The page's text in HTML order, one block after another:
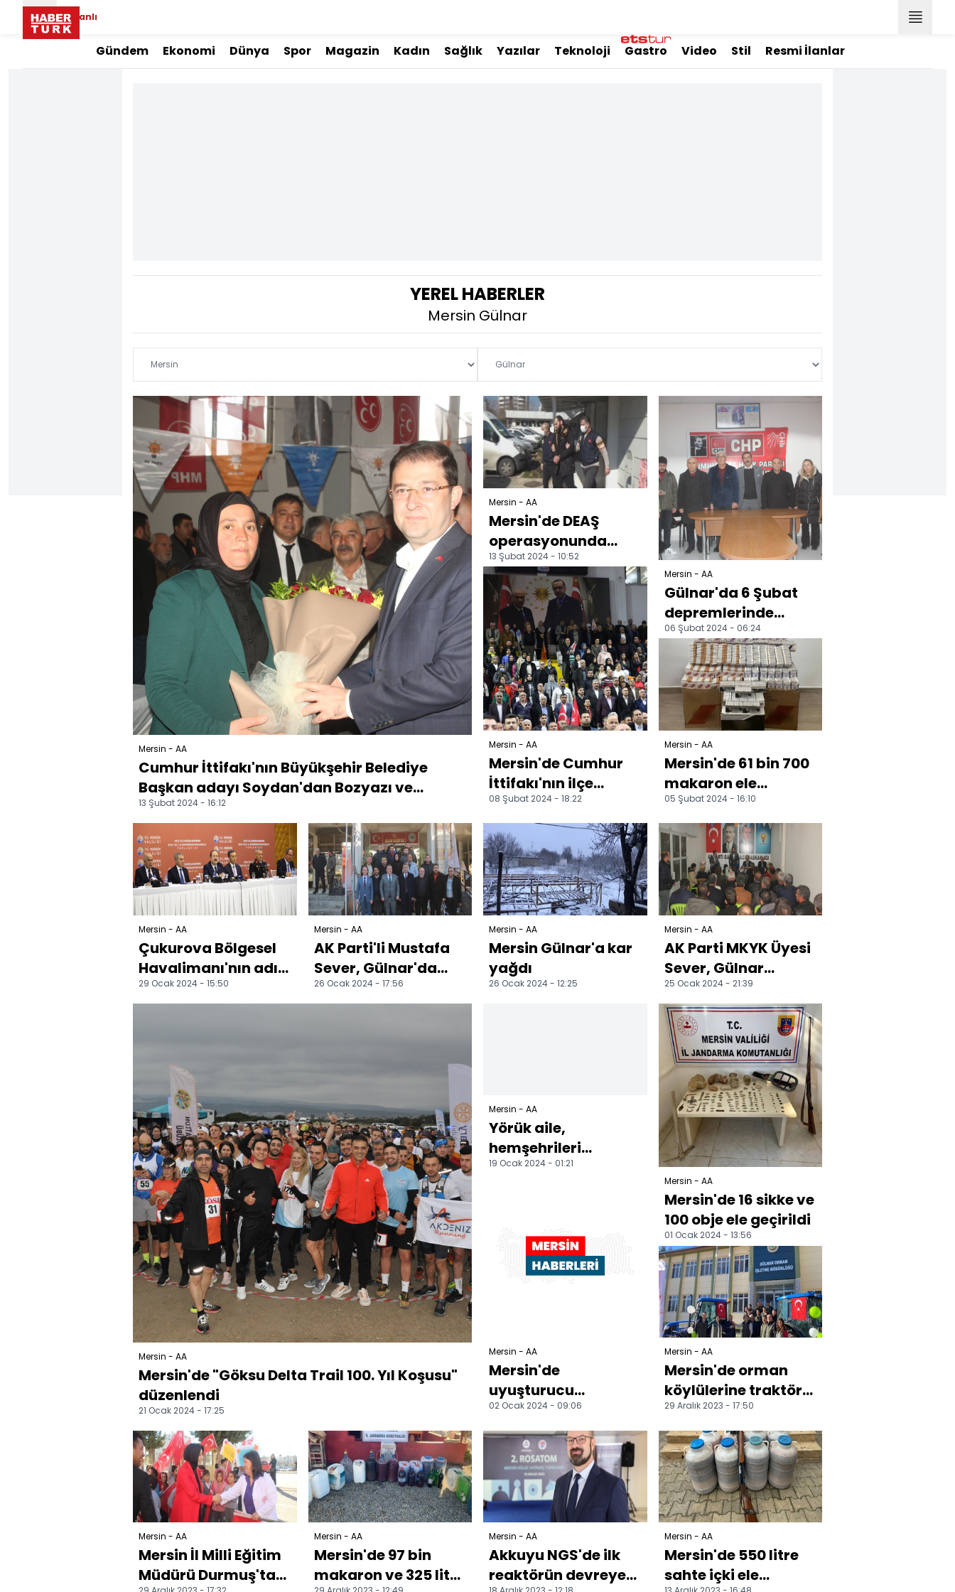
Canlı
Gündem Ekonomi Dünya Spor Magazin Kadın Sağlık Yazılar Teknoloji Gastro Video Stil Resmi İlanlar
YEREL HABERLER
Mersin Gülnar
Mersin - AA
Cumhur İttifakı'nın Büyükşehir Belediye
Başkan adayı Soydan'dan Bozyazı ve...
13 Şubat 2024 - 16:12
Mersin - AA
Mersin'de DEAŞ
operasyonunda
yakalanan zanlı
tutuklandı
13 Şubat 2024 - 10:52
Mersin - AA
Mersin'de Cumhur
İttifakı'nın ilçe
belediye başkan
adayları tanıtıldı
08 Şubat 2024 - 18:22
Mersin - AA
Gülnar'da 6 Şubat
depremlerinde
hayatını
kaybedenler anıldı
06 Şubat 2024 - 06:24
Mersin - AA
Mersin'de 61 bin 700
makaron ele
geçirildi
05 Şubat 2024 - 16:10
Mersin - AA
Çukurova Bölgesel
Havalimanı'nın adı
"Çukurova
Uluslararası
29 Ocak 2024 - 15:50
Mersin - AA
AK Parti'li Mustafa
Sever, Gülnar'da
temaslarda bulundu
26 Ocak 2024 - 17:56
Mersin - AA
Mersin Gülnar'a kar
yağdı
26 Ocak 2024 - 12:25
Mersin - AA
AK Parti MKYK Üyesi
Sever, Gülnar
ilçesinde partililerle
buluştu
25 Ocak 2024 - 21:39
Mersin - AA
Mersin'de "Göksu Delta Trail 100. Yıl Koşusu"
düzenlendi
21 Ocak 2024 - 17:25
Mersin - AA
Yörük aile,
hemşehrileri
astronot
19 Ocak 2024 - 01:21
Mersin - AA
Mersin'de
uyuşturucu
operasyonunda
yakalanan 4
zanlıdan 2'si
tutuklandı
02 Ocak 2024 - 09:06
Mersin - AA
Mersin'de 16 sikke ve
100 obje ele geçirildi
01 Ocak 2024 - 13:56
Mersin - AA
Mersin'de orman
köylülerine traktör
desteği verildi
29 Aralık 2023 - 17:50
Mersin - AA
Mersin İl Milli Eğitim
Müdürü Durmuş'tan,
Mersin - AA
Mersin'de 97 bin
makaron ve 325 litre
Mersin - AA
Akkuyu NGS'de ilk
reaktörün devreye
Mersin - AA
Mersin'de 550 litre
sahte içki ele